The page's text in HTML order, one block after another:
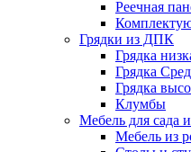
Реечная
Грядки из ДПК
Грядка
Грядка
Грядка
Клумбы
Мебель для сада
Мебель из